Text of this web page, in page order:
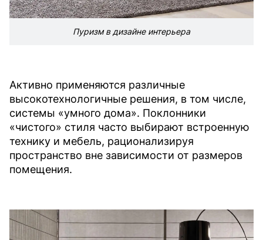
Пуризм в дизайне интерьера
Активно применяются различные
высокотехнологичные решения, в том числе,
системы «умного дома». Поклонники
«чистого» стиля часто выбирают встроенную
технику и мебель, рационализируя
пространство вне зависимости от размеров
помещения.